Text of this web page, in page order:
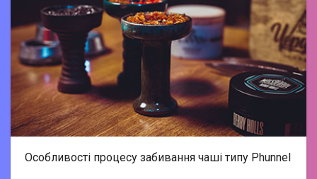
Особливості процесу забивання чаші типу Phunnel